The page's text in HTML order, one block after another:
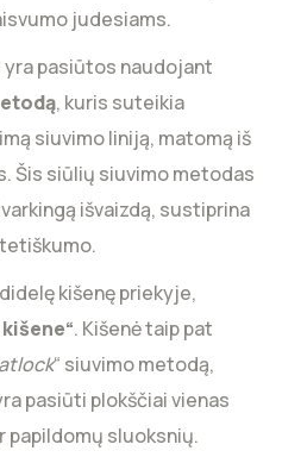
judesiams.
pasiūtos naudojant
, kuris suteikia
siuvimo liniją, matomą iš
Šis siūlių siuvimo metodas
išvaizdą, sustiprina
kišenę priekyje,
. Kišenė taip pat
“ siuvimo metodą,
pasiūti plokščiai vienas
papildomų sluoksnių.